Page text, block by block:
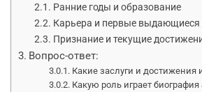
Ранние годы и образование
Карьера и первые выдающиеся
Признание и текущие
Вопрос-ответ:
Какие заслуги и достижения
Какую роль играет биография